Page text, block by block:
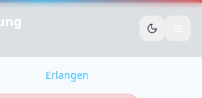
Erlangen